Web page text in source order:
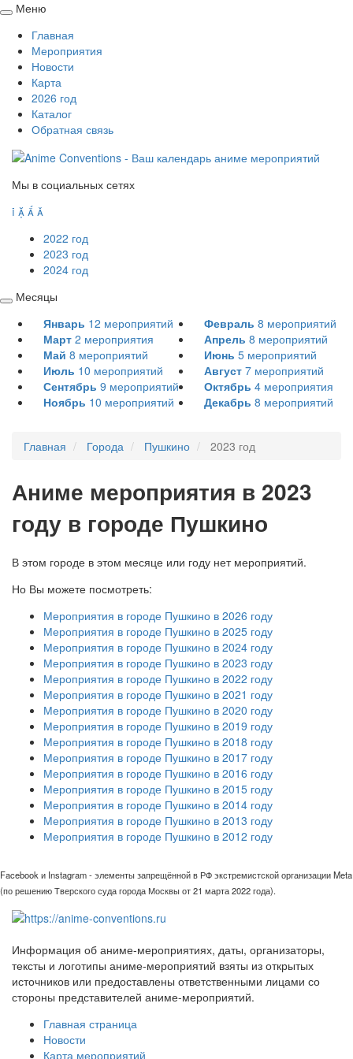
Свернуть
развернуть
Меню
Главная
Мероприятия
Новости
Карта
2026 год
Каталог
Обратная связь
Мы в социальных сетях
   
2022 год
2023 год
2024 год
Свернуть
развернуть
Месяцы
Январь 12 мероприятий Февраль 8 мероприятий
Март 2 мероприятия Апрель 8 мероприятий
Май 8 мероприятий Июнь 5 мероприятий
Июль 10 мероприятий Август 7 мероприятий
Сентябрь 9 мероприятий Октябрь 4 мероприятия
Ноябрь 10 мероприятий Декабрь 8 мероприятий
Главная Города Пушкино 2023 год
Аниме мероприятия в 2023
году в городе Пушкино
В этом городе в этом месяце или году нет мероприятий.
Но Вы можете посмотреть:
Мероприятия в городе Пушкино в 2026 году
Мероприятия в городе Пушкино в 2025 году
Мероприятия в городе Пушкино в 2024 году
Мероприятия в городе Пушкино в 2023 году
Мероприятия в городе Пушкино в 2022 году
Мероприятия в городе Пушкино в 2021 году
Мероприятия в городе Пушкино в 2020 году
Мероприятия в городе Пушкино в 2019 году
Мероприятия в городе Пушкино в 2018 году
Мероприятия в городе Пушкино в 2017 году
Мероприятия в городе Пушкино в 2016 году
Мероприятия в городе Пушкино в 2015 году
Мероприятия в городе Пушкино в 2014 году
Мероприятия в городе Пушкино в 2013 году
Мероприятия в городе Пушкино в 2012 году
Facebook и Instagram - элементы запрещённой в РФ экстремистской организации Meta
(по решению Тверского суда города Москвы от 21 марта 2022 года).
Информация об аниме-мероприятиях, даты, организаторы,
тексты и логотипы аниме-мероприятий взяты из открытых
источников или предоставлены ответственными лицами со
стороны представителей аниме-мероприятий.
Главная страница
Новости
Карта мероприятий